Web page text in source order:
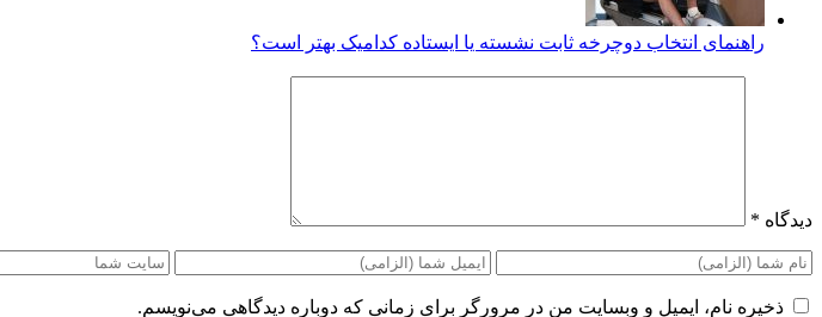
راهنمای انتخاب دوچرخه ثابت نشسته یا ایستاده کدامیک بهتر است؟
دیدگاه *
ذخیره نام، ایمیل و وبسایت من در مرورگر برای زمانی که دوباره دیدگاهی می‌نویسم.